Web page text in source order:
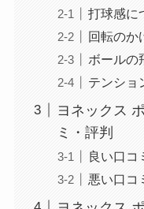
打球感に
回転のか
ボールの
テンショ
ヨネックス
ミ・評判
良い口コ
悪い口コ